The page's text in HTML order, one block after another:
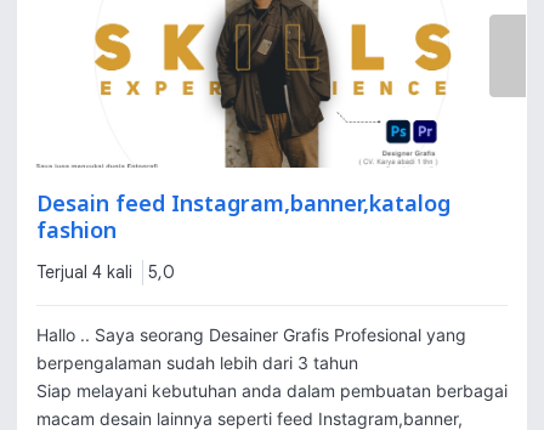
Desain feed Instagram,banner,katalog
fashion
Terjual 4 kali 5,0
Hallo .. Saya seorang Desainer Grafis Profesional yang
berpengalaman sudah lebih dari 3 tahun
Siap melayani kebutuhan anda dalam pembuatan berbagai
macam desain lainnya seperti feed Instagram,banner,